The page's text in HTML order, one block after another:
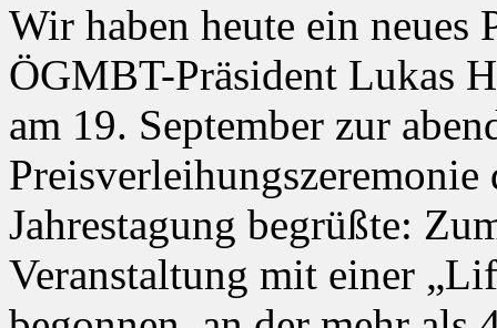
Wir haben heute ein neues
ÖGMBT-Präsident Lukas
am 19. September zur
Jahrestagung begrüßte:
Veranstaltung mit einer